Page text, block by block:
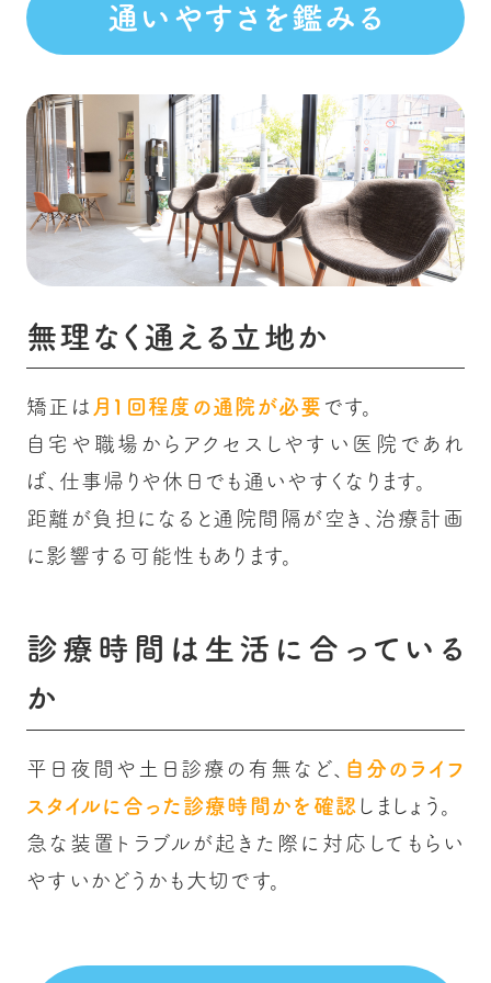
通いやすさを鑑みる
無理なく通える立地か
矯正は 月1回程度の通院が必要 です。
自宅や職場からアクセスしやすい医院であれ
ば、仕事帰りや休日でも通いやすくなります。
距離が負担になると通院間隔が空き、治療計画
に影響する可能性もあります。
診療時間は生活に合っている
か
平日夜間や土日診療の有無など、
自分のライフ
スタイルに合った診療時間かを確認 しましょう。
急な装置トラブルが起きた際に対応してもらい
やすいかどうかも大切です。